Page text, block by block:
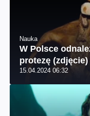
Nauka
W Polsce
protezę (zdjęcie)
15.04.2024 06:32